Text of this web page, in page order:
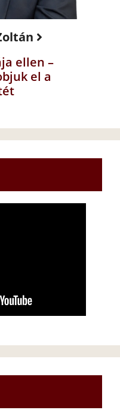
ellen –
el a